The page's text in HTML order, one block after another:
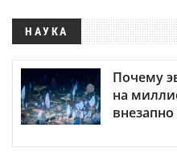
НАУКА
Почему
на